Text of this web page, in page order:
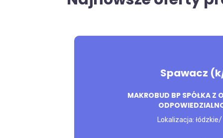
Spawacz
MAKROBUD BP SPÓŁKA Z
Lokalizacja: łódzkie/
SPAWANIE ELEMENTÓW KONSTRUKCJI
konieczne: Wykształcenie:
WIDZIANE DOŚWIADCZENIE W ZAWODZIE
SPAWANIA METODĄ MIG, MILE